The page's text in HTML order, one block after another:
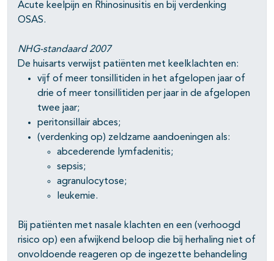
open- en dichtklappen
Acute keelpijn en Rhinosinusitis en bij verdenking
OSAS.
NHG-standaard 2007
De huisarts verwijst patiënten met keelklachten en:
vijf of meer tonsillitiden in het afgelopen jaar of
drie of meer tonsillitiden per jaar in de afgelopen
twee jaar;
peritonsillair abces;
(verdenking op) zeldzame aandoeningen als:
abcederende lymfadenitis;
sepsis;
agranulocytose;
leukemie.
Bij patiënten met nasale klachten en een (verhoogd
risico op) een afwijkend beloop die bij herhaling niet of
onvoldoende reageren op de ingezette behandeling